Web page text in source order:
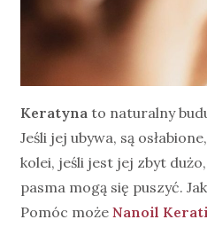
Keratyna to naturalny
Jeśli jej ubywa, są
kolei, jeśli jest jej zbyt
pasma mogą się puszyć.
Pomóc może Nanoil